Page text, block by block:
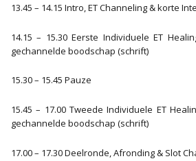
13.45 – 14.15 Intro, ET Channeling & korte
14.15 – 15.30 Eerste Individuele ET
gechannelde boodschap (schrift)
15.30 – 15.45 Pauze
15.45 – 17.00 Tweede Individuele ET
gechannelde boodschap (schrift)
17.00 – 17.30 Deelronde, Afronding & Slot